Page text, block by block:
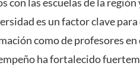
es un factor clave
como de profesores
ha fortalecido